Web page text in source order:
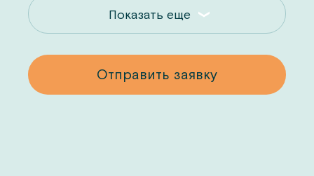
Показать еще
Отправить заявку